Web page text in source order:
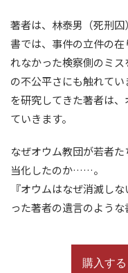
著者は、林泰男（死刑
書では、事件の立件の
れなかった検察側のミ
の不公平さにも触れて
を研究してきた著者は
ていきます。
なぜオウム教団が若者
当化したのか……。
『オウムはなぜ消滅し
った著者の遺言のような
購入する